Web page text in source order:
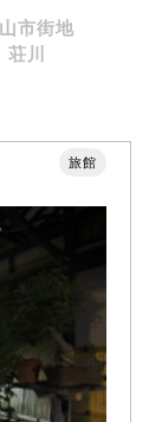
市街地
荘川
旅館